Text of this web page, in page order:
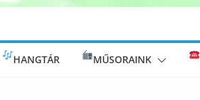
HANGTÁR MŰSORAINK